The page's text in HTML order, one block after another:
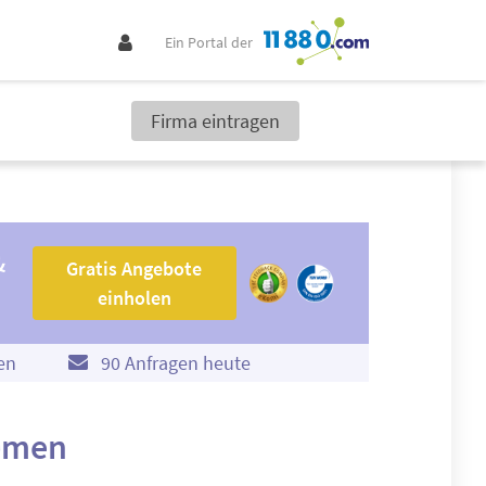
Ein Portal der
Firma eintragen
Gratis Angebote
einholen
90 Anfragen heute